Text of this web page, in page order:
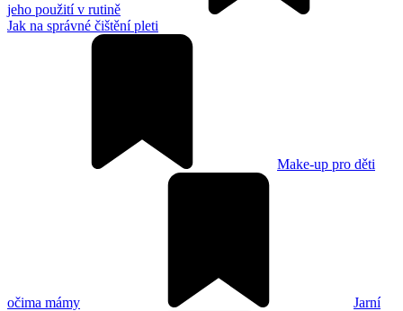
jeho použití v rutině
Jak na správné čištění pleti
Make-up pro děti
očima mámy Jarní